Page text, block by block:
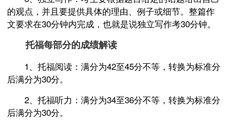
的观点，并且要提供具体的理由、例子或细节。整篇作
文要求在30分钟内完成，也就是说独立写作考30分钟。
托福每部分的成绩解读
1、托福阅读：满分为42至45分不等，转换为标准分
后满分为30分。
2、托福听力：满分为34至36分不等，转换为标准分
后满分为30分。